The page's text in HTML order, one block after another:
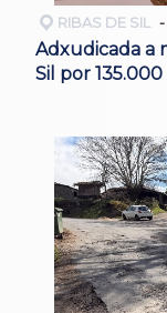
RIBAS DE SIL
Adxudicada a
Sil por